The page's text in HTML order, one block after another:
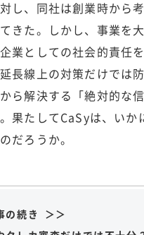
し、同社は創業時から
きた。しかし、事業を
業としての社会的責任
長線上の対策だけでは
ら解決する「絶対的な
果たしてCaSyは、いか
だろうか。
の続き ＞＞